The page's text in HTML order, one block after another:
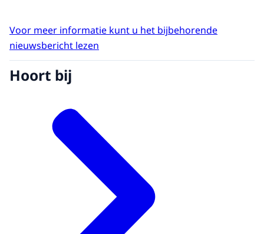
Voor meer informatie kunt u het bijbehorende
nieuwsbericht lezen
Hoort bij